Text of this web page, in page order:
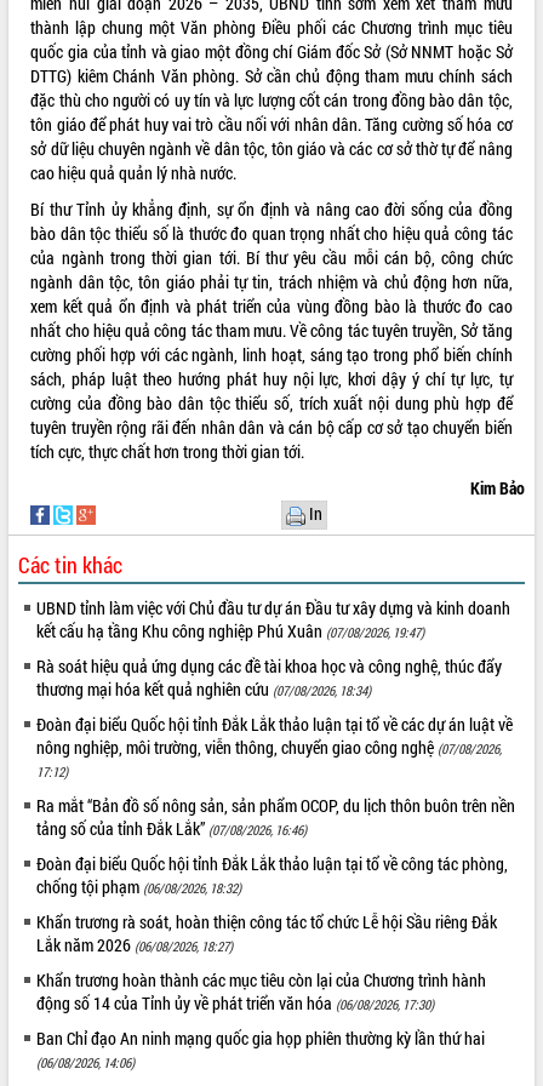
Hòn Yến phát triển du lịch gắn với bảo
tồn biển
Lấy ý kiến điều chỉnh Quy hoạch tỉnh
Đắk Lắk thời kỳ 2021-2030, tầm nhìn
đến năm 2050
Phát động chiến dịch 30 ngày đêm
giải phóng mặt bằng Tuyến đường bộ
ven biển
Đắk Lắk nỗ lực thúc đẩy tăng trưởng
kinh tế từ 10% trở lên trong Quý
II/2026
Đắk Lắk ký kết thỏa thuận hợp tác về
chuyển đổi số giai đoạn 2026 – 2030
với Tập đoàn Bưu chính Viễn thông
Việt Nam
Thứ trưởng Bộ Y tế làm việc với tỉnh
Đắk Lắk về phát triển nhân lực y tế
cho trạm y tế cấp xã
du khách thông qua Hệ thống cơ sở dữ
liệu và Bản đồ số
Tập huấn ứng dụng trí tuệ nhân tạo (AI)
trong thương mại điện tử năm 2026
Đoàn đại biểu Quốc hội tỉnh Đắk Lắk
trao đổi thông tin trước Kỳ họp thứ
nhất, Quốc hội khóa XVI
Quyết liệt cải cách hành chính, khơi
thông nguồn lực phát triển
Nâng cao hiệu lực, hiệu quả HĐND
tỉnh thông qua hiện đại hóa hành chính
Xã Ea Phê gắn cải cách hành chính với
chuyển đổi số
Phó Chủ tịch Thường trực UBND tỉnh
Hồ Thị Nguyên Thảo làm việc tại Trung
tâm Phục vụ hành chính công xã Ea
Phê
Xây dựng nền hành chính số đồng
hành cùng nông dân dân, doanh nghiệp
Giai đoạn 2026-2030, Đắk Lắk phấn
đấu có 77% xã đạt chuẩn nông thôn
mới
thành lập chung một Văn phòng Điều phối các Chương trình mục tiêu
quốc gia của tỉnh và giao một đồng chí Giám đốc Sở (Sở NNMT hoặc Sở
DTTG) kiêm Chánh Văn phòng. Sở cần chủ động tham mưu chính sách
đặc thù cho người có uy tín và lực lượng cốt cán trong đồng bào dân tộc,
tôn giáo để phát huy vai trò cầu nối với nhân dân. Tăng cường số hóa cơ
sở dữ liệu chuyên ngành về dân tộc, tôn giáo và các cơ sở thờ tự để nâng
cao hiệu quả quản lý nhà nước.
Bí thư Tỉnh ủy khẳng định, sự ổn định và nâng cao đời sống của đồng
bào dân tộc thiểu số là thước đo quan trọng nhất cho hiệu quả công tác
của ngành trong thời gian tới. Bí thư yêu cầu mỗi cán bộ, công chức
ngành dân tộc, tôn giáo phải tự tin, trách nhiệm và chủ động hơn nữa,
xem kết quả ổn định và phát triển của vùng đồng bào là thước đo cao
nhất cho hiệu quả công tác tham mưu. Về công tác tuyên truyền, Sở tăng
cường phối hợp với các ngành, linh hoạt, sáng tạo trong phổ biến chính
sách, pháp luật theo hướng phát huy nội lực, khơi dậy ý chí tự lực, tự
cường của đồng bào dân tộc thiểu số, trích xuất nội dung phù hợp để
tuyên truyền rộng rãi đến nhân dân và cán bộ cấp cơ sở tạo chuyển biến
tích cực, thực chất hơn trong thời gian tới.
Kim Bảo
In
Các tin khác
UBND tỉnh làm việc với Chủ đầu tư dự án Đầu tư xây dựng và kinh doanh
kết cấu hạ tầng Khu công nghiệp Phú Xuân (07/08/2026, 19:47)
Rà soát hiệu quả ứng dụng các đề tài khoa học và công nghệ, thúc đẩy
thương mại hóa kết quả nghiên cứu (07/08/2026, 18:34)
Đoàn đại biểu Quốc hội tỉnh Đắk Lắk thảo luận tại tổ về các dự án luật về
nông nghiệp, môi trường, viễn thông, chuyển giao công nghệ (07/08/2026,
17:12)
Ra mắt “Bản đồ số nông sản, sản phẩm OCOP, du lịch thôn buôn trên nền
tảng số của tỉnh Đắk Lắk” (07/08/2026, 16:46)
Đoàn đại biểu Quốc hội tỉnh Đắk Lắk thảo luận tại tổ về công tác phòng,
chống tội phạm (06/08/2026, 18:32)
Khẩn trương rà soát, hoàn thiện công tác tổ chức Lễ hội Sầu riêng Đắk
Lắk năm 2026 (06/08/2026, 18:27)
Khẩn trương hoàn thành các mục tiêu còn lại của Chương trình hành
động số 14 của Tỉnh ủy về phát triển văn hóa (06/08/2026, 17:30)
Ban Chỉ đạo An ninh mạng quốc gia họp phiên thường kỳ lần thứ hai
(06/08/2026, 14:06)